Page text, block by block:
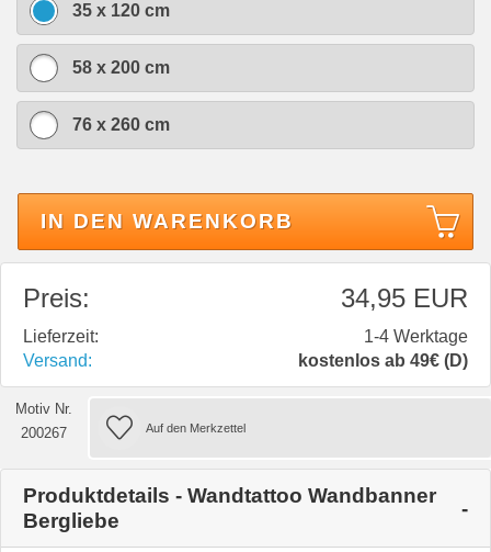
35 x 120 cm
58 x 200 cm
76 x 260 cm
IN DEN WARENKORB
Preis: 34,95 EUR
Lieferzeit:
1-4 Werktage
Versand:
kostenlos ab 49€ (D)
Motiv Nr.
200267
Produktdetails - Wandtattoo Wandbanner
Bergliebe